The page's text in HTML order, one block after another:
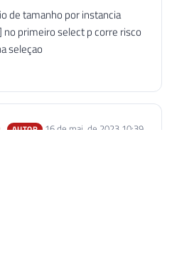
de tamanho por instancia
primeiro select p corre risco
seleçao
AUTOR 16 de mai. de 2023 10:39